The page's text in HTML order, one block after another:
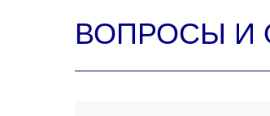
ВОПРОСЫ И